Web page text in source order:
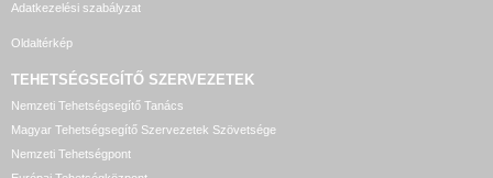
Adatkezelési szabályzat
Oldaltérkép
TEHETSÉGSEGÍTŐ SZERVEZETEK
Nemzeti Tehetségsegítő Tanács
Magyar Tehetségsegítő Szervezetek Szövetsége
Nemzeti Tehetségpont